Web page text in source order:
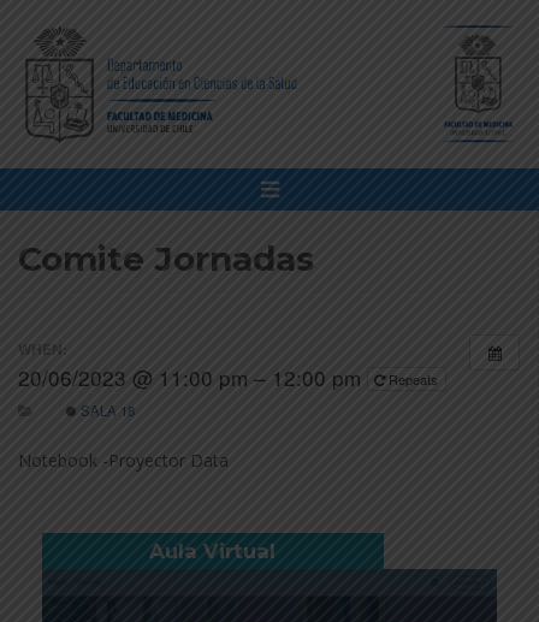
Comite Jornadas
WHEN:
20/06/2023 @ 11:00 pm – 12:00 pm
Repeats
SALA 18
Notebook -Proyector Data
Aula Virtual